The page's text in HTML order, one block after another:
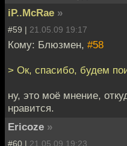
iP..McRae »
#59 | 21.05.09 19:17
Кому: Блюзмен, #58
> Ок, спасибо, будем
ну, это моё мнение,
нравится.
Ericoze »
#60 | 21.05.09 19:23